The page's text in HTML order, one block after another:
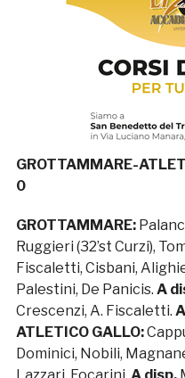
GROTTAMMARE-
0
GROTTAMMARE:
Ruggieri (32’st Curzi),
Fiscaletti, Cisbani,
Palestini, De Panicis. A
Crescenzi, A. Fiscaletti.
ATLETICO GALLO:
Dominici, Nobili,